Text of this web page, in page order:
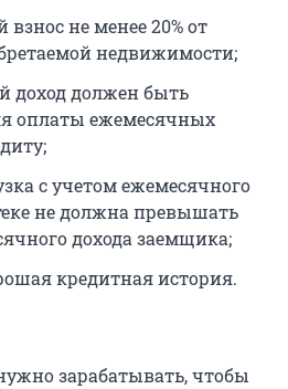
не менее 20% от
недвижимости;
доход должен быть
оплаты ежемесячных
с учетом ежемесячного
не должна превышать
дохода заемщика;
кредитная история.
зарабатывать, чтобы